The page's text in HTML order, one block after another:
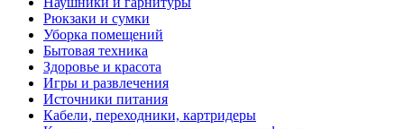
Рюкзаки и сумки
Уборка помещений
Бытовая техника
Здоровье и красота
Игры и развлечения
Источники питания
Кабели, переходники, картридеры